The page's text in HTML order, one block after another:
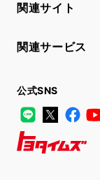
関連サイト
関連サービス
公式SNS
LINE
X